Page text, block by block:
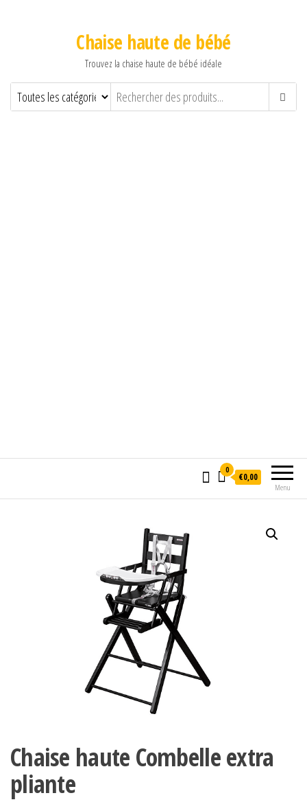
Chaise haute de bébé
Trouvez la chaise haute de bébé idéale
Menu
0
€0,00
Chaise haute Combelle extra
pliante